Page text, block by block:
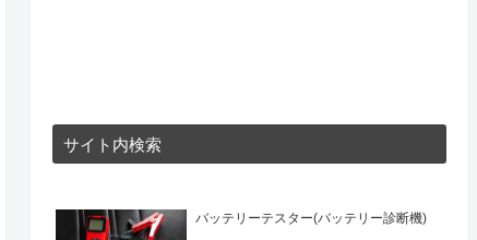
サイト内検索
バッテリーテスター(バッテリー診断機)